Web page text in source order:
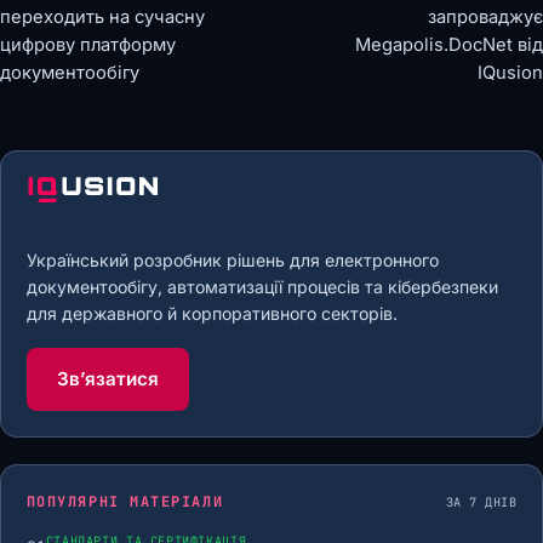
переходить на сучасну
цифрову платформу
документообігу
запроваджує
Megapolis.DocNet від
IQusion
Український розробник рішень для електронного
документообігу, автоматизації процесів та кібербезпеки
для державного й корпоративного секторів.
Звʼязатися
ПОПУЛЯРНІ МАТЕРІАЛИ ЗА 7 ДНІВ